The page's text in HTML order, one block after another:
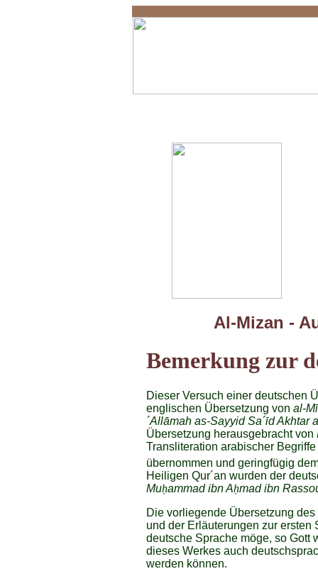
Al-Mizan -
Bemerkung zur
Dieser Versuch einer deutschen
englischen Übersetzung von al-
´Allāmah as-Sayyid Sa´īd Akhtar
Übersetzung herausgebracht von
Transliteration arabischer
übernommen und geringfügig
Heiligen Qur´an wurden der
Muḥammad ibn Aḥmad ibn
Die vorliegende Übersetzung
und der Erläuterungen zur ersten
deutsche Sprache möge, so Gott
dieses Werkes auch
werden können.